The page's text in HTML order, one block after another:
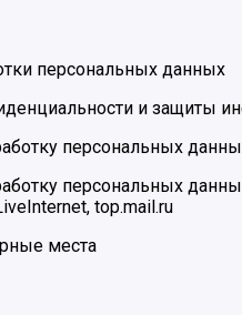
персональных данных
и защиты
персональных
персональных
top.mail.ru
места